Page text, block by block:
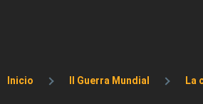
Sobrescribir
Inicio II Guerra Mundial La